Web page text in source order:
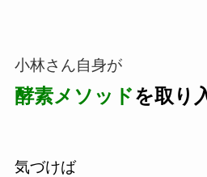
小林さん自身が
酵素メソッドを取り
気づけば